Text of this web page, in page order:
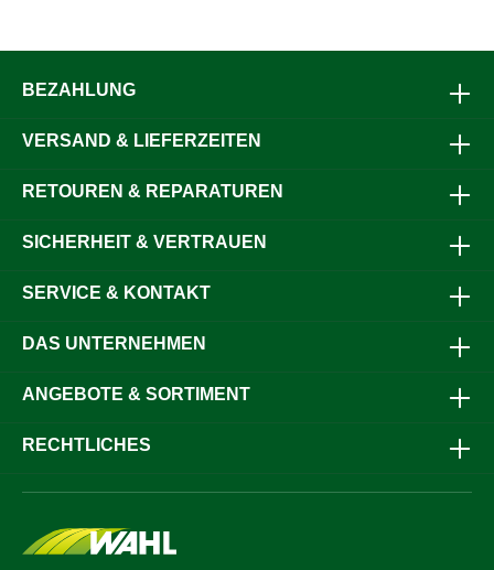
BEZAHLUNG
VERSAND & LIEFERZEITEN
RETOUREN & REPARATUREN
SICHERHEIT & VERTRAUEN
SERVICE & KONTAKT
DAS UNTERNEHMEN
ANGEBOTE & SORTIMENT
RECHTLICHES